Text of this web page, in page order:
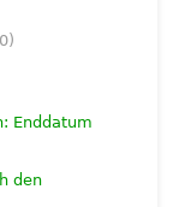
Enddatum
den